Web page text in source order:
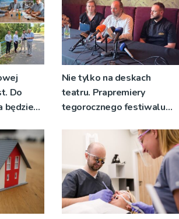
Do
będzie
Nie tylko na deskach
teatru. Prapremiery
tegorocznego festiwalu
niecodziennych
okolicznościach